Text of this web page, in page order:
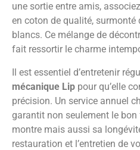
une sortie entre amis,
en coton de qualité, surmonté
blancs. Ce mélange de
fait ressortir le charme
Il est essentiel d’entretenir
mécanique Lip pour qu’elle
précision. Un service annuel
garantit non seulement le
montre mais aussi sa
restauration et l’entretien de